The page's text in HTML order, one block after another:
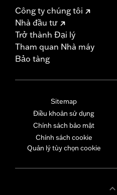
Công ty chúng tôi
Nhà đầu tư
Trở thành Đại lý
Tham quan Nhà máy
Bảo tàng
Sitemap
Điều khoản sử dụng
Chính sách bảo mật
Chính sách cookie
Quản lý tùy chọn cookie